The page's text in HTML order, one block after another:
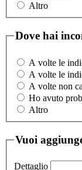
Altro
Dove hai
A volte le
A volte le
A volte non
Ho avuto
Altro
Vuoi
Dettaglio